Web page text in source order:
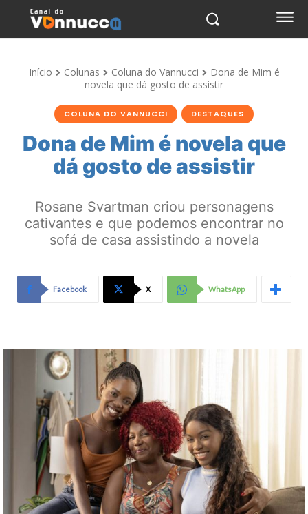
Início Colunas Coluna do Vannucci
Dona de Mim é
novela que dá gosto de assistir
COLUNA DO VANNUCCI DESTAQUES
Dona de Mim é novela que
dá gosto de assistir
Rosane Svartman criou personagens
cativantes e que podemos encontrar no
sofá de casa assistindo a novela
Facebook X WhatsApp